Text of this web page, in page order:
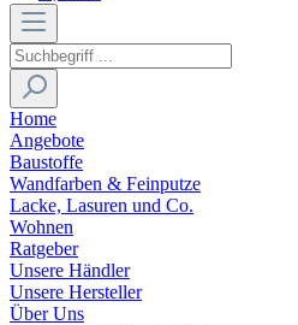
Home
Angebote
Baustoffe
Wandfarben & Feinputze
Lacke, Lasuren und Co.
Wohnen
Ratgeber
Unsere Händler
Unsere Hersteller
Über Uns